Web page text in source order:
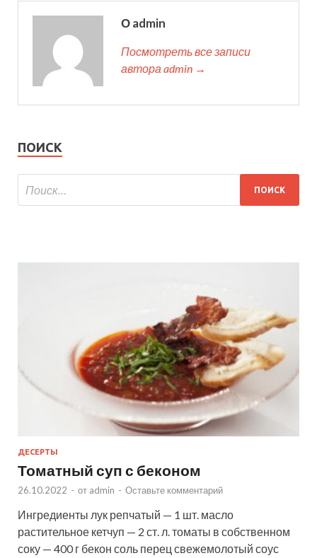
О admin
Посмотреть все записи
автора admin →
ПОИСК
ДЕСЕРТЫ
Томатный суп с беконом
26.10.2022 - от admin - Оставьте комментарий
Ингредиенты лук репчатый — 1 шт. масло
растительное кетчуп — 2 ст. л. томаты в собственном
соку — 400 г бекон соль перец свежемолотый соус